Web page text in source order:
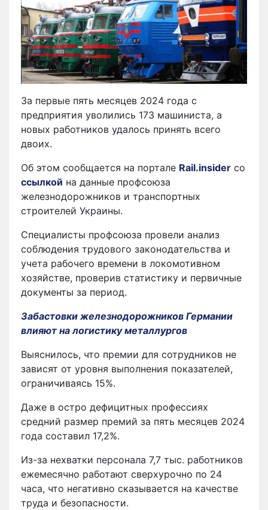
За первые пять месяцев 2024 года с
предприятия уволились 173 машиниста, а
новых работников удалось принять всего
двоих.
Об этом сообщается на портале Rail.insider со
ссылкой на данные профсоюза
железнодорожников и транспортных
строителей Украины.
Специалисты профсоюза провели анализ
соблюдения трудового законодательства и
учета рабочего времени в локомотивном
хозяйстве, проверив статистику и первичные
документы за период.
Забастовки железнодорожников Германии
влияют на логистику металлургов
Выяснилось, что премии для сотрудников не
зависят от уровня выполнения показателей,
ограничиваясь 15%.
Даже в остро дефицитных профессиях
средний размер премий за пять месяцев 2024
года составил 17,2%.
Из-за нехватки персонала 7,7 тыс. работников
ежемесячно работают сверхурочно по 24
часа, что негативно сказывается на качестве
труда и безопасности.